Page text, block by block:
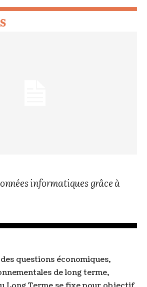
informatiques grâce à
questions économiques,
de long terme,